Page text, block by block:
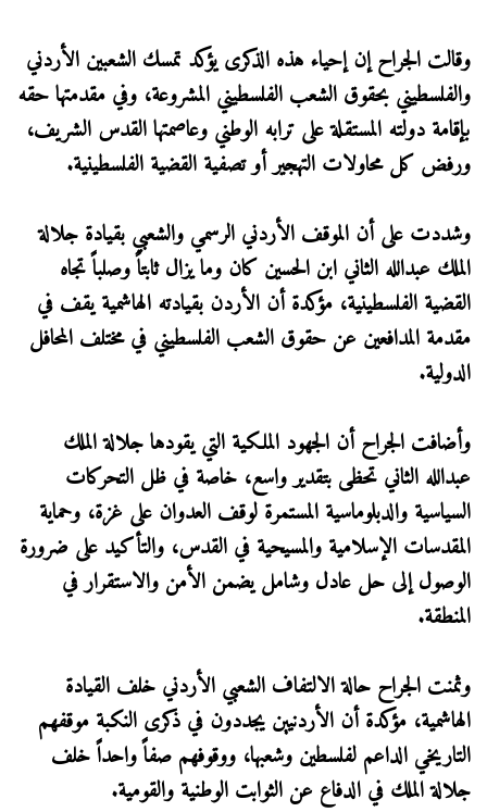
وقالت الجراح إن إحياء هذه الذكرى يؤكد تمسك الشعبين الأردني
والفلسطيني بحقوق الشعب الفلسطيني المشروعة، وفي مقدمتها حقه
بإقامة دولته المستقلة على ترابه الوطني وعاصمتها القدس الشريف،
ورفض كل محاولات التهجير أو تصفية القضية الفلسطينية.
وشددت على أن الموقف الأردني الرسمي والشعبي بقيادة جلالة
الملك عبدالله الثاني ابن الحسين كان وما يزال ثابتاً وصلباً تجاه
القضية الفلسطينية، مؤكدة أن الأردن بقيادته الهاشمية يقف في
مقدمة المدافعين عن حقوق الشعب الفلسطيني في مختلف المحافل
الدولية.
وأضافت الجراح أن الجهود الملكية التي يقودها جلالة الملك
عبدالله الثاني تحظى بتقدير واسع، خاصة في ظل التحركات
السياسية والدبلوماسية المستمرة لوقف العدوان على غزة، وحماية
المقدسات الإسلامية والمسيحية في القدس، والتأكيد على ضرورة
الوصول إلى حل عادل وشامل يضمن الأمن والاستقرار في
المنطقة.
وثمنت الجراح حالة الالتفاف الشعبي الأردني خلف القيادة
الهاشمية، مؤكدة أن الأردنيين يجددون في ذكرى النكبة موقفهم
التاريخي الداعم لفلسطين وشعبها، ووقوفهم صفاً واحداً خلف
جلالة الملك في الدفاع عن الثوابت الوطنية والقومية.